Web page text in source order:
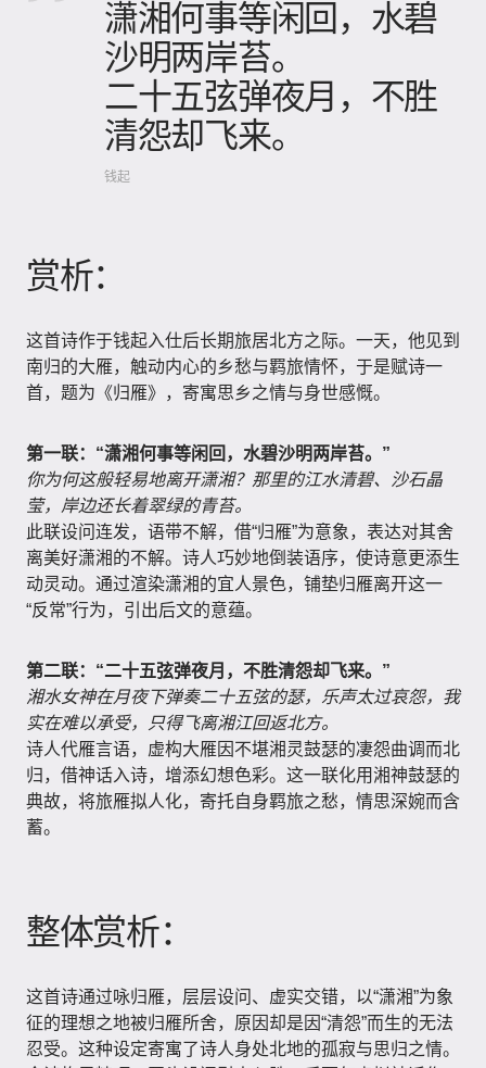
潇湘何事等闲回，水碧
沙明两岸苔。
二十五弦弹夜月，不胜
清怨却飞来。
钱起
赏析：
这首诗作于钱起入仕后长期旅居北方之际。一天，他见到
南归的大雁，触动内心的乡愁与羁旅情怀，于是赋诗一
首，题为《归雁》，寄寓思乡之情与身世感慨。
第一联：“潇湘何事等闲回，水碧沙明两岸苔。”
你为何这般轻易地离开潇湘？那里的江水清碧、沙石晶
莹，岸边还长着翠绿的青苔。
此联设问连发，语带不解，借“归雁”为意象，表达对其舍
离美好潇湘的不解。诗人巧妙地倒装语序，使诗意更添生
动灵动。通过渲染潇湘的宜人景色，铺垫归雁离开这一
“反常”行为，引出后文的意蕴。
第二联：“二十五弦弹夜月，不胜清怨却飞来。”
湘水女神在月夜下弹奏二十五弦的瑟，乐声太过哀怨，我
实在难以承受，只得飞离湘江回返北方。
诗人代雁言语，虚构大雁因不堪湘灵鼓瑟的凄怨曲调而北
归，借神话入诗，增添幻想色彩。这一联化用湘神鼓瑟的
典故，将旅雁拟人化，寄托自身羁旅之愁，情思深婉而含
蓄。
整体赏析：
这首诗通过咏归雁，层层设问、虚实交错，以“潇湘”为象
征的理想之地被归雁所舍，原因却是因“清怨”而生的无法
忍受。这种设定寄寓了诗人身处北地的孤寂与思归之情。